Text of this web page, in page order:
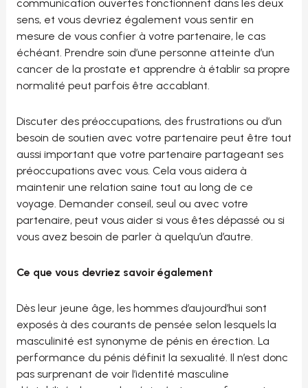
communication ouvertes fonctionnent dans les deux
sens, et vous devriez également vous sentir en
mesure de vous confier à votre partenaire, le cas
échéant. Prendre soin d’une personne atteinte d’un
cancer de la prostate et apprendre à établir sa propre
normalité peut parfois être accablant.
Discuter des préoccupations, des frustrations ou d’un
besoin de soutien avec votre partenaire peut être tout
aussi important que votre partenaire partageant ses
préoccupations avec vous. Cela vous aidera à
maintenir une relation saine tout au long de ce
voyage. Demander conseil, seul ou avec votre
partenaire, peut vous aider si vous êtes dépassé ou si
vous avez besoin de parler à quelqu’un d’autre.
Ce que vous devriez savoir également
Dès leur jeune âge, les hommes d’aujourd’hui sont
exposés à des courants de pensée selon lesquels la
masculinité est synonyme de pénis en érection. La
performance du pénis définit la sexualité. Il n’est donc
pas surprenant de voir l’identité masculine